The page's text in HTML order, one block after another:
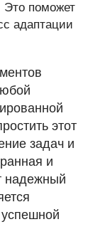
Это поможет
адаптации
этот
задач и
и
надежный